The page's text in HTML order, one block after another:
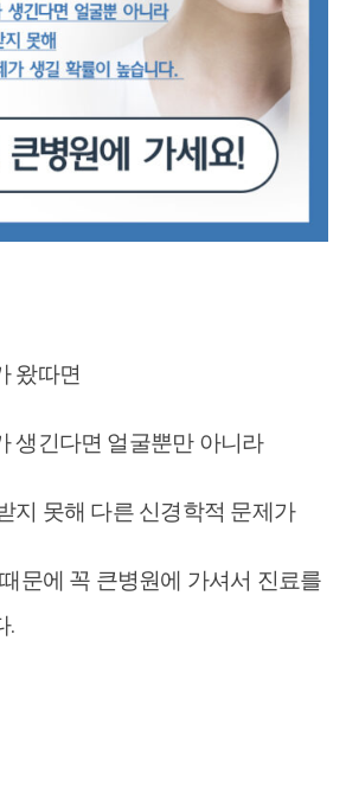
왔따면
생긴다면 얼굴뿐만 아니라
지 못해 다른 신경학적 문제가
문에 꼭 큰병원에 가셔서 진료를
.